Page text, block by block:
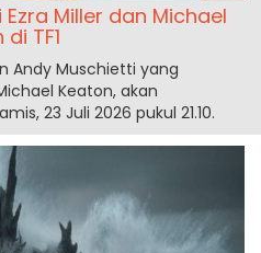
Miller dan Michael
TF1
Andy Muschietti yang
Keaton, akan
23 Juli 2026 pukul 21.10.